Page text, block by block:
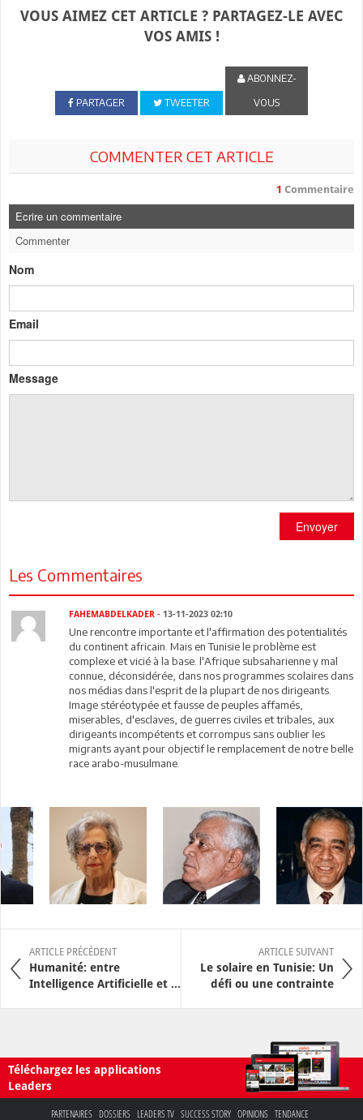
VOUS AIMEZ CET ARTICLE ? PARTAGEZ-LE AVEC
VOS AMIS !
PARTAGER TWEETER
ABONNEZ-
VOUS
COMMENTER CET ARTICLE
1 Commentaire
Ecrire un commentaire
Commenter
Nom
Email
Message
Envoyer
Les Commentaires
FAHEMABDELKADER- 13-11-2023 02:10
Une rencontre importante et l'affirmation des potentialités
du continent africain. Mais en Tunisie le problème est
complexe et vicié à la base. l'Afrique subsaharienne y mal
connue, déconsidérée, dans nos programmes scolaires dans
nos médias dans l'esprit de la plupart de nos dirigeants.
Image stéréotypée et fausse de peuples affamés,
miserables, d'esclaves, de guerres civiles et tribales, aux
dirigeants incompétents et corrompus sans oublier les
migrants ayant pour objectif le remplacement de notre belle
race arabo-musulmane.
ARTICLE PRÉCÉDENT
Humanité: entre
Intelligence Artificielle et ...
ARTICLE SUIVANT
Le solaire en Tunisie: Un
défi ou une contrainte
Téléchargez les applications
Leaders
PARTENAIRES DOSSIERS LEADERS TV SUCCESS STORY OPINIONS TENDANCE